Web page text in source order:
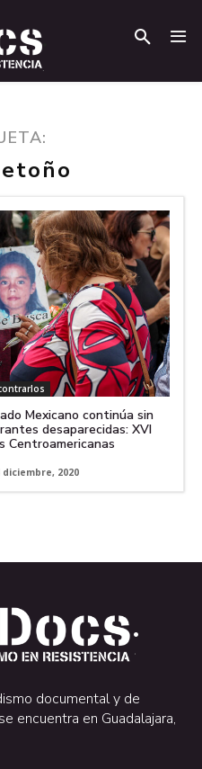
Mexicano continúa sin
desaparecidas: XVI
Centroamericanas
diciembre, 2020
.
.
documental y de
encuentra en Guadalajara,